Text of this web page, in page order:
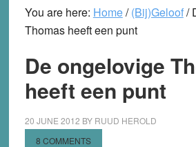
You are here: Home/ (Bij)Geloof/
Thomas heeft een punt
De ongelovige
heeft een punt
20 JUNE 2012 BY RUUD HEROLD
8 COMMENTS